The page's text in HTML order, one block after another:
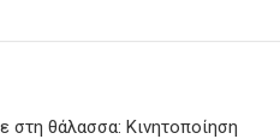
στη θάλασσα: Κινητοποίηση